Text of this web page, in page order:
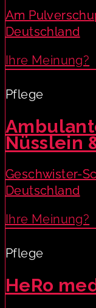
Am
Deutschland
Ihre Meinung?
Pflege
Nüsslein
Geschwister-
Deutschland
Ihre Meinung?
Pflege
HeRo